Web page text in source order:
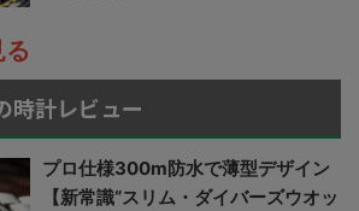
時計レビュー
プロ仕様300m防水で薄型デザイン
【新常識“スリム・ダイバーズウオッ